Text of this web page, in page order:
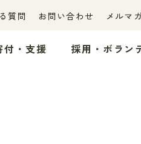
質問 お問い合わせ メルマ
付・支援 採用・ボラン